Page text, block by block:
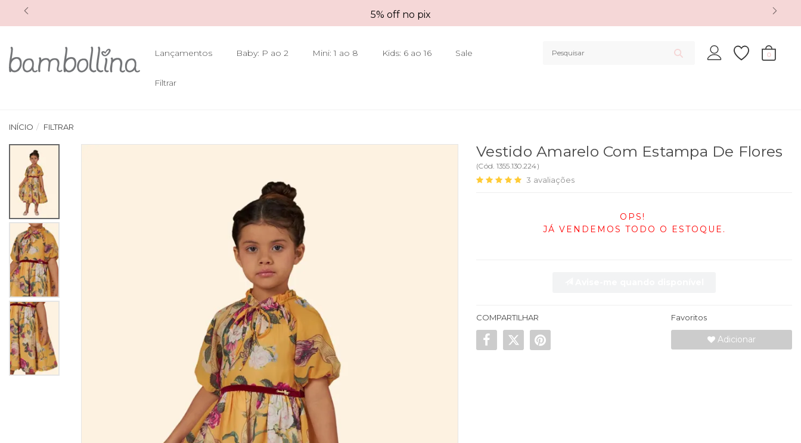
5% off no pix
Lançamentos Baby: P ao 2 Mini: 1 ao 8 Kids: 6 ao 16 Sale
Filtrar
0
INÍCIO FILTRAR
Vestido Amarelo Com Estampa De Flores
(Cód. 1355.130.224)
3 avaliações
OPS!
JÁ VENDEMOS TODO O ESTOQUE.
COMPARTILHAR Favoritos
Adicionar